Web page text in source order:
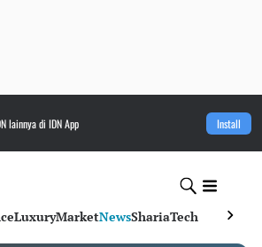
lainnya di IDN App Install
LuxuryMarketNewsShariaTech